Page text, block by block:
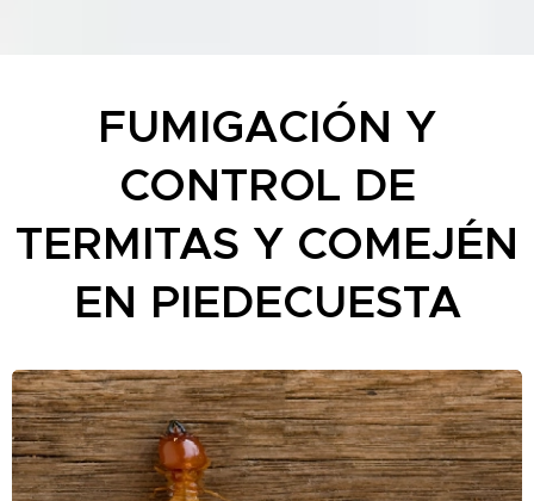
FUMIGACIÓN Y
CONTROL DE
TERMITAS Y COMEJÉN
EN PIEDECUESTA